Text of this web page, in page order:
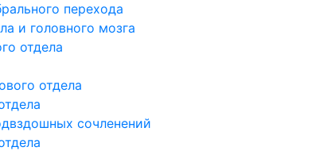
перехода
и головного мозга
отдела
отдела
сочленений